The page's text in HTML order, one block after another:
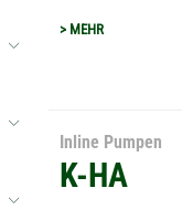
> MEHR
Inline Pumpen
K-HA